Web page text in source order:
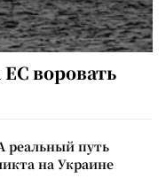
воровать
реальный путь
на Украине